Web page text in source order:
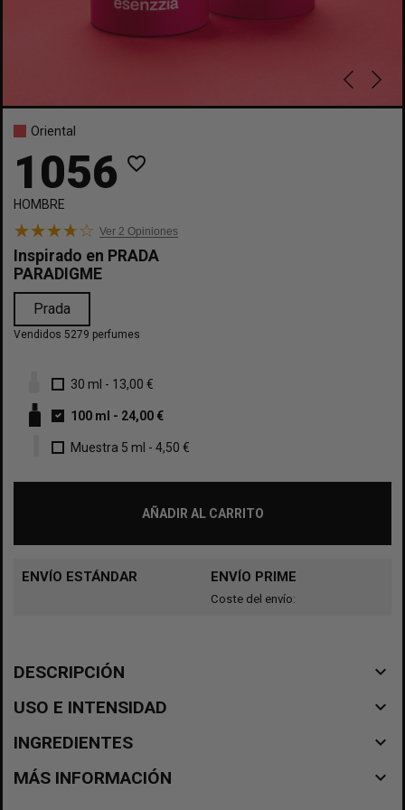
Oriental
1056 favorite_border
HOMBRE
Ver 2 Opiniones
Inspirado en PRADA
PARADIGME
Prada
Vendidos 5279 perfumes
30 ml - 13,00 €
100 ml - 24,00 €
Muestra 5 ml - 4,50 €
AÑADIR AL CARRITO
ENVÍO ESTÁNDAR ENVÍO PRIME
Coste del envío:
DESCRIPCIÓN navigate_before
USO E INTENSIDAD navigate_before
INGREDIENTES navigate_before
MÁS INFORMACIÓN navigate_before